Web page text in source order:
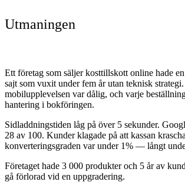
Utmaningen
Ett företag som säljer kosttillskott online hade
sajt som vuxit under fem år utan teknisk
mobilupplevelsen var dålig, och varje
hantering i bokföringen.
Sidladdningstiden låg på över 5 sekunder.
28 av 100. Kunder klagade på att kassan
konverteringsgraden var under 1% — långt
Företaget hade 3 000 produkter och 5 år av
gå förlorad vid en uppgradering.